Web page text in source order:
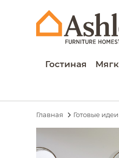
Гостиная
Главная Готовые идеи